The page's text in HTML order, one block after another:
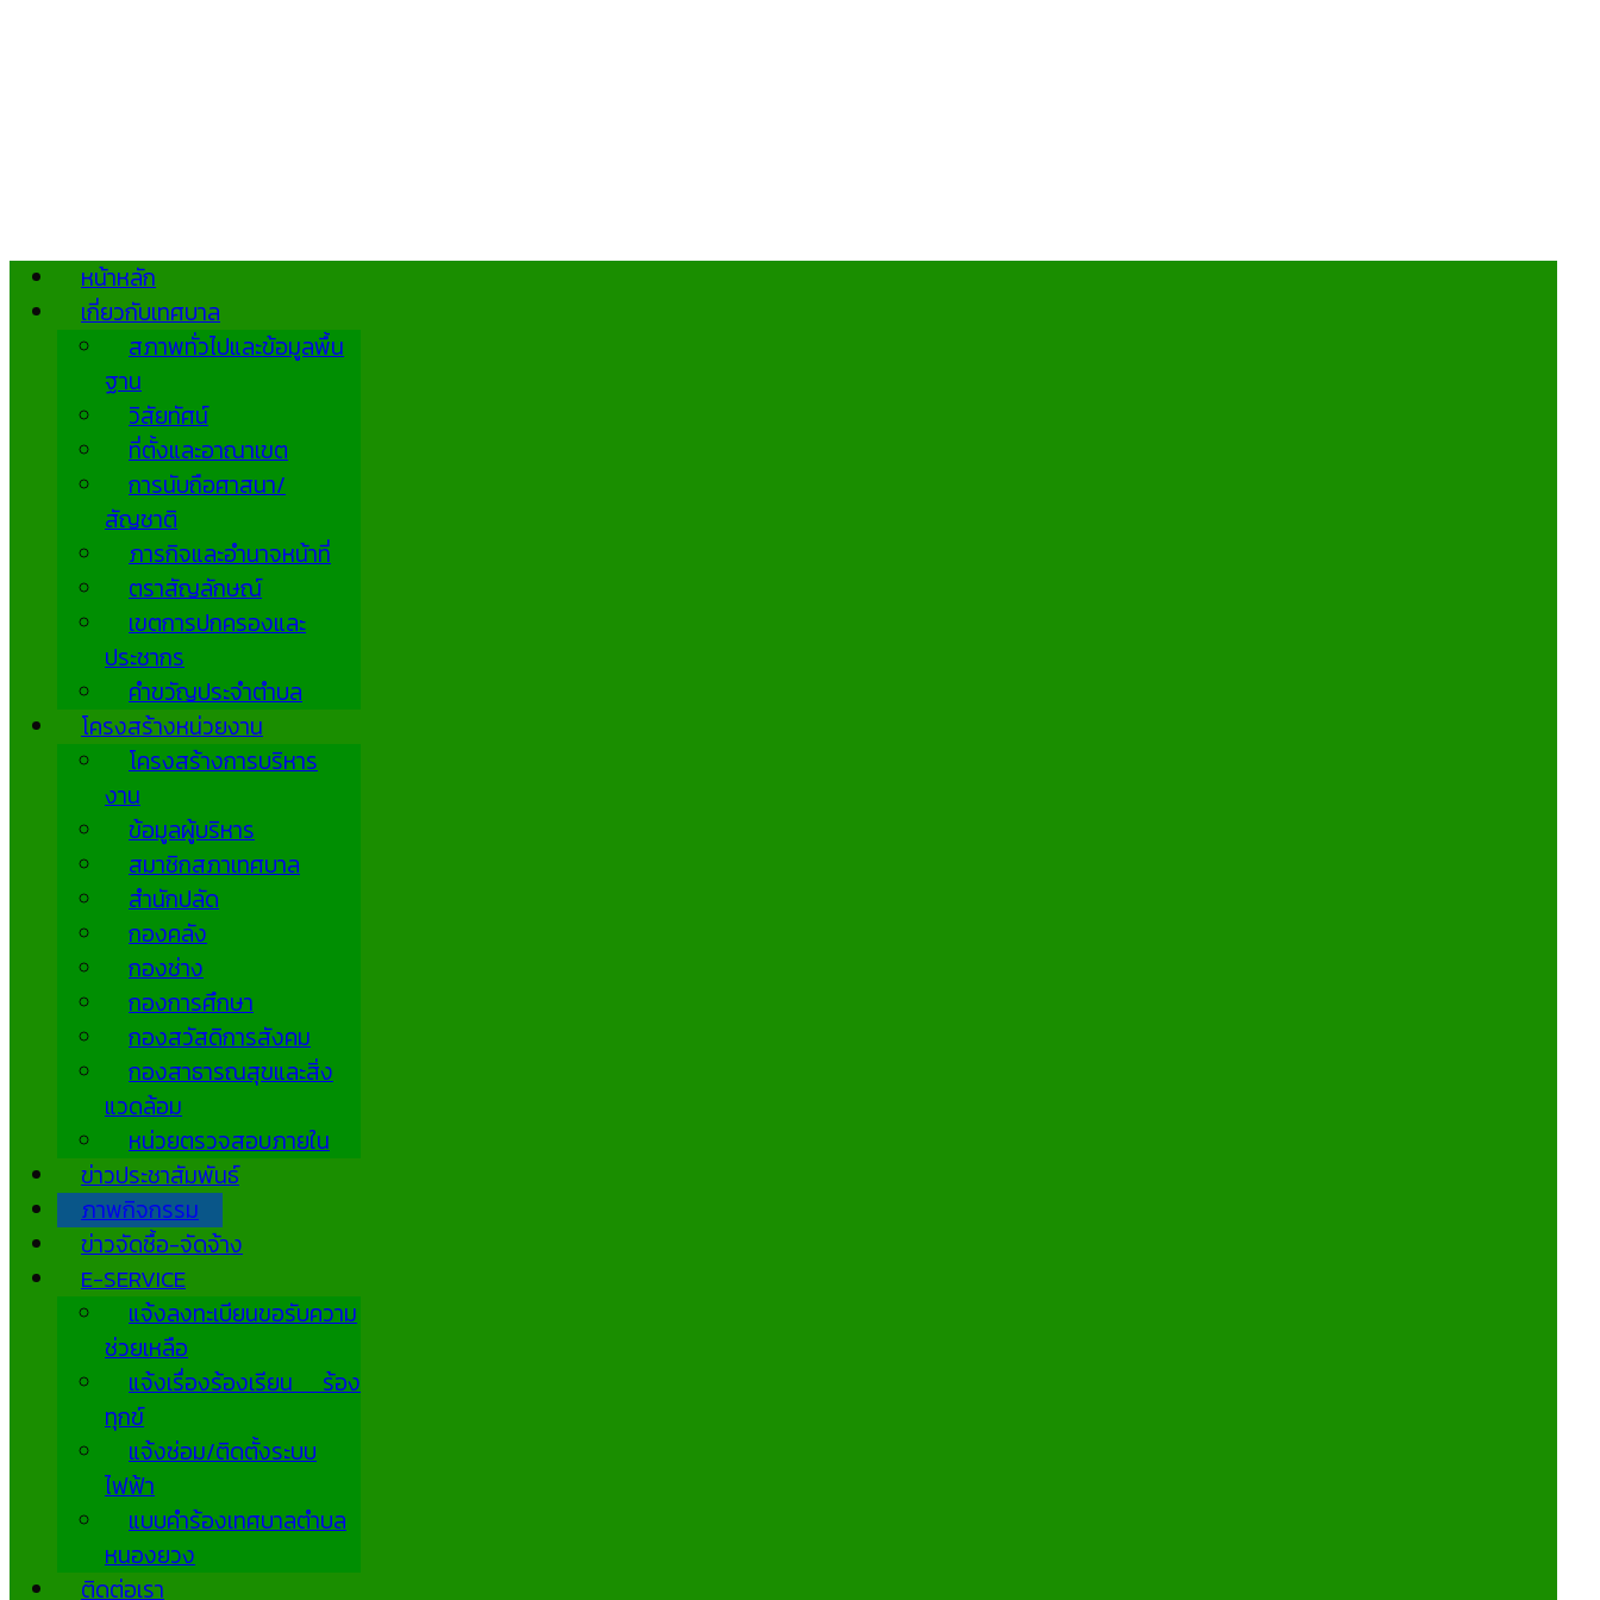
หน้าหลัก
เกี่ยวกับเทศบาล
สภาพทั่วไปและข้อมูลพื้น
ฐาน
วิสัยทัศน์
ที่ตั้งและอาณาเขต
การนับถือศาสนา/
สัญชาติ
ภารกิจและอำนาจหน้าที่
ตราสัญลักษณ์
เขตการปกครองและ
ประชากร
คำขวัญประจำตำบล
โครงสร้างหน่วยงาน
โครงสร้างการบริหาร
งาน
ข้อมูลผู้บริหาร
สมาชิกสภาเทศบาล
สำนักปลัด
กองคลัง
กองช่าง
กองการศึกษา
กองสวัสดิการสังคม
กองสาธารณสุขและสิ่ง
แวดล้อม
หน่วยตรวจสอบภายใน
ข่าวประชาสัมพันธ์
ภาพกิจกรรม
ข่าวจัดซื้อ-จัดจ้าง
E-SERVICE
แจ้งลงทะเบียนขอรับความ
ช่วยเหลือ
แจ้งเรื่องร้องเรียน ร้อง
ทุกข์
แจ้งซ่อม/ติดตั้งระบบ
ไฟฟ้า
แบบคำร้องเทศบาลตำบล
หนองยวง
ติดต่อเรา